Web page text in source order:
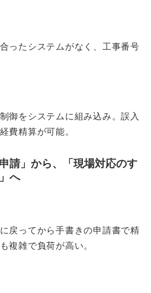
ったシステムがなく、工事番号
御をシステムに組み込み。誤入
費精算が可能。
請」から、「現場対応のす
へ
戻ってから手書きの申請書で精
複雑で負荷が高い。